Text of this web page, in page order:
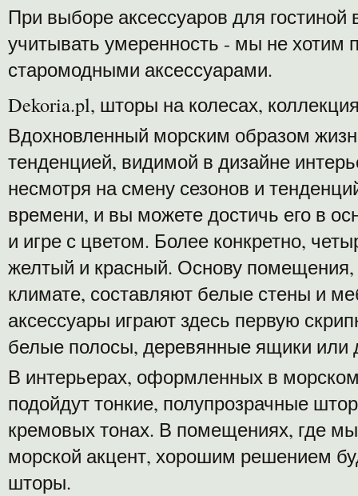
При выборе аксессуаров для
учитывать умеренность - мы не хотим
старомодными аксессуарами.
Dekoria.pl, шторы на колесах,
Вдохновленный морским образом
тенденцией, видимой в дизайне
несмотря на смену сезонов и
времени, и вы можете достичь его в
и игре с цветом. Более конкретно,
желтый и красный. Основу помещения,
климате, составляют белые стены и
аксессуары играют здесь первую
белые полосы, деревянные ящики или
В интерьерах, оформленных в
подойдут тонкие, полупрозрачные
кремовых тонах. В помещениях, где
морской акцент, хорошим решением
шторы.